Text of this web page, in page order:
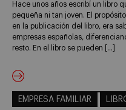
Hace unos años escribí un libro
pequeña ni tan joven. El
en la publicación del libro, era
empresas españolas,
resto. En el libro se pueden […]
EMPRESA FAMILIAR